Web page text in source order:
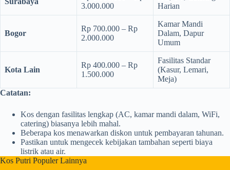
3.000.000
Harian
Bogor
Rp 700.000 – Rp
2.000.000
Kamar Mandi
Dalam, Dapur
Umum
Kota Lain
Rp 400.000 – Rp
1.500.000
Fasilitas Standar
(Kasur, Lemari,
Meja)
Catatan:
Kos dengan fasilitas lengkap (AC, kamar mandi dalam, WiFi,
catering) biasanya lebih mahal.
Beberapa kos menawarkan diskon untuk pembayaran tahunan.
Pastikan untuk mengecek kebijakan tambahan seperti biaya
listrik atau air.
Kos Putri Populer Lainnya